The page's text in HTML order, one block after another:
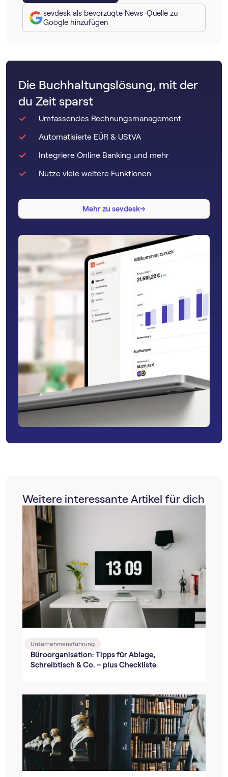
sevdesk als bevorzugte News-Quelle zu
Google hinzufügen
Die Buchhaltungslösung, mit der
du Zeit sparst
Umfassendes Rechnungsmanagement
Automatisierte EÜR & UStVA
Integriere Online Banking und mehr
Nutze viele weitere Funktionen
Mehr zu sevdesk→
→
Weitere interessante Artikel für dich
Unternehmensführung
Büroorganisation: Tipps für Ablage,
Schreibtisch & Co. – plus Checkliste